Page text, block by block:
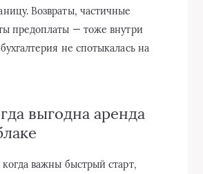
Возвраты, частичные
предоплаты — тоже внутри
не спотыкалась на
выгодна аренда
важны быстрый старт,